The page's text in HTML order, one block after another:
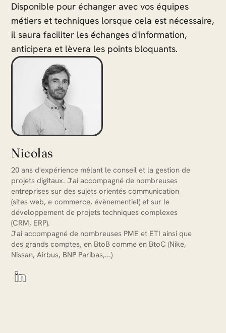
Disponible pour échanger avec vos équipes
métiers et techniques lorsque cela est nécessaire,
il saura faciliter les échanges d'information,
anticipera et lèvera les points bloquants.
Nicolas
20 ans d'expérience mêlant le conseil et la gestion de
projets digitaux. J'ai accompagné de nombreuses
entreprises sur des sujets orientés communication
(sites web, e-commerce, évènementiel) et sur le
développement de projets techniques complexes
(CRM, ERP).
J'ai accompagné de nombreuses PME et ETI ainsi que
des grands comptes, en BtoB comme en BtoC (Nike,
Nissan, Airbus, BNP Paribas,...)